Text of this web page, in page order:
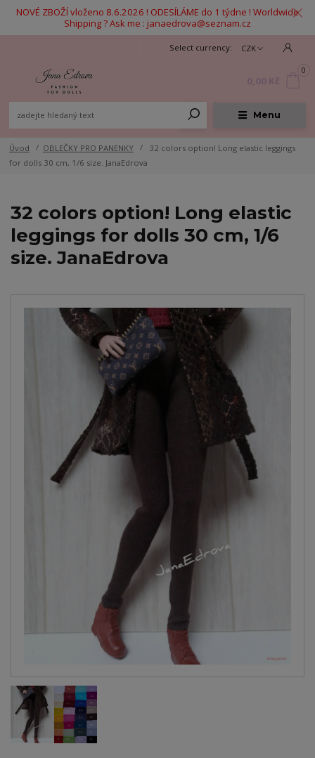
NOVÉ ZBOŽÍ vloženo 8.6.2026 ! ODESÍLÁME do 1 týdne ! Worldwide
Shipping ? Ask me : janaedrova@seznam.cz
Menu
CZK
0
Úvod OBLEČKY PRO PANENKY
32 colors option! Long elastic leggings
for dolls 30 cm, 1/6 size. JanaEdrova
32 colors option! Long elastic
leggings for dolls 30 cm, 1/6
size. JanaEdrova